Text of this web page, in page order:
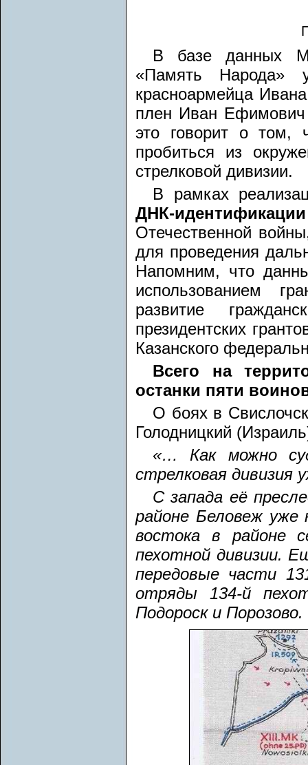
В базе данных
«Память Народа»
красноармейца
плен Иван Ефимович
это говорит о том,
пробиться из
стрелковой дивизии.
В рамках
ДНК-идентификации
Отечественной
для проведения
Напомним, что
использованием
развитие
президентских
Казанского
Всего на
останки пяти
О боях в
Голодницкий
«… Как можно
стрелковая дивизия
С запада её
районе Беловеж уже
востока в районе
пехотной дивизии.
передовые части
отряды 134-й
Подороск и Порозово.